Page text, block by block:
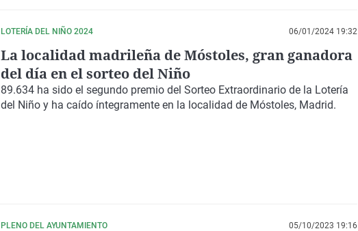
LOTERÍA DEL NIÑO 2024 06/01/2024 19:32
La localidad madrileña de Móstoles, gran ganadora
del día en el sorteo del Niño
89.634 ha sido el segundo premio del Sorteo Extraordinario de la Lotería
del Niño y ha caído íntegramente en la localidad de Móstoles, Madrid.
PLENO DEL AYUNTAMIENTO 05/10/2023 19:16